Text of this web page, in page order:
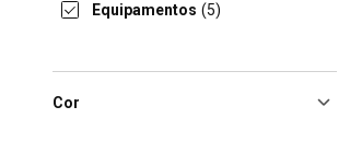
Equipamentos (5)
Cor